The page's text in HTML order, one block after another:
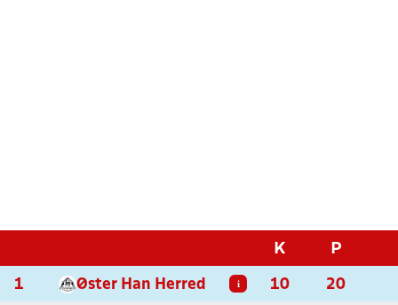
K P
1 Øster Han Herred i 10 20